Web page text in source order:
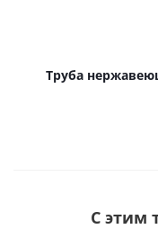
Труба
С этим